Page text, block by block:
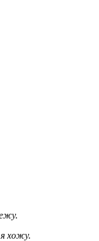
хожу.